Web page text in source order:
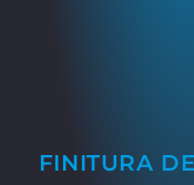
FINITURA